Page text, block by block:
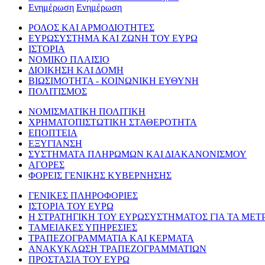
Ενημέρωση Ενημέρωση
ΡΟΛΟΣ ΚΑΙ ΑΡΜΟΔΙΟΤΗΤΕΣ
ΕΥΡΩΣΥΣΤΗΜΑ ΚΑΙ ΖΩΝΗ ΤΟΥ ΕΥΡΩ
ΙΣΤΟΡΙΑ
ΝΟΜΙΚΟ ΠΛΑΙΣΙΟ
ΔΙΟΙΚΗΣΗ ΚΑΙ ΔΟΜΗ
ΒΙΩΣΙΜΟΤΗΤΑ - ΚΟΙΝΩΝΙΚΗ ΕΥΘΥΝΗ
ΠΟΛΙΤΙΣΜΟΣ
ΝΟΜΙΣΜΑΤΙΚΗ ΠΟΛΙΤΙΚΗ
ΧΡΗΜΑΤΟΠΙΣΤΩΤΙΚΗ ΣΤΑΘΕΡΟΤΗΤΑ
ΕΠΟΠΤΕΙΑ
ΕΞΥΓΙΑΝΣΗ
ΣΥΣΤΗΜΑΤΑ ΠΛΗΡΩΜΩΝ ΚΑΙ ΔΙΑΚΑΝΟΝΙΣΜΟΥ
ΑΓΟΡΕΣ
ΦΟΡΕΙΣ ΓΕΝΙΚΗΣ ΚΥΒΕΡΝΗΣΗΣ
ΓΕΝΙΚΕΣ ΠΛΗΡΟΦΟΡΙΕΣ
ΙΣΤΟΡΙΑ ΤΟΥ ΕΥΡΩ
Η ΣΤΡΑΤΗΓΙΚΗ ΤΟΥ ΕΥΡΩΣΥΣΤΗΜΑΤΟΣ ΓΙΑ ΤΑ
ΤΑΜΕΙΑΚΕΣ ΥΠΗΡΕΣΙΕΣ
ΤΡΑΠΕΖΟΓΡΑΜΜΑΤΙΑ ΚΑΙ ΚΕΡΜΑΤΑ
ΑΝΑΚΥΚΛΩΣΗ ΤΡΑΠΕΖΟΓΡΑΜΜΑΤΙΩΝ
ΠΡΟΣΤΑΣΙΑ ΤΟΥ ΕΥΡΩ